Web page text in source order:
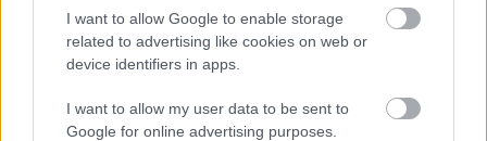
I want to allow Google to enable storage
related to advertising like cookies on web or
device identifiers in apps.
I want to allow my user data to be sent to
Google for online advertising purposes.
ΡΟΗ ΕΙΔΗΣΕΩΝ
09/08/2026
Χατζηαντωνίου